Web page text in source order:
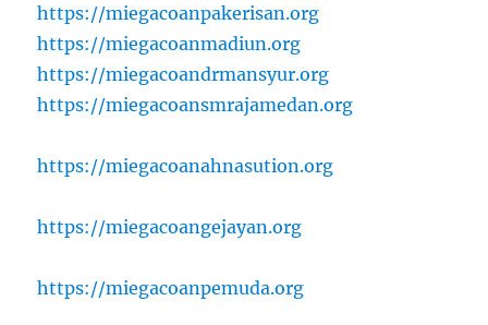
https://miegacoanpakerisan.org
https://miegacoanmadiun.org
https://miegacoandrmansyur.org
https://miegacoansmrajamedan.org
https://miegacoanahnasution.org
https://miegacoangejayan.org
https://miegacoanpemuda.org